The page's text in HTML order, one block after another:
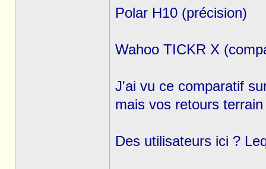
Polar H10 (précision)
Wahoo TICKR X
J'ai vu ce comparatif
mais vos retours
Des utilisateurs ici ?